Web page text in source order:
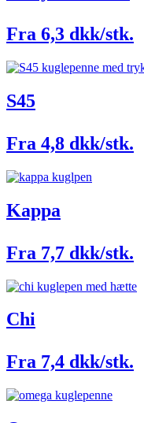
Fra 6,3 dkk/stk.
S45
Fra 4,8 dkk/stk.
Kappa
Fra 7,7 dkk/stk.
Chi
Fra 7,4 dkk/stk.